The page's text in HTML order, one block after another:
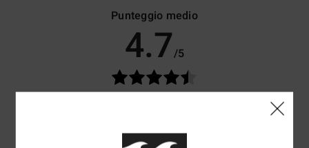
Punteggio medio
4.7/5
Rapporto qualità-prezzo